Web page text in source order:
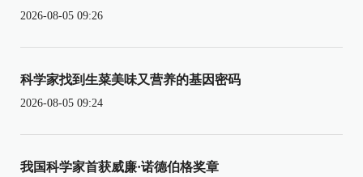
2026-08-05 09:26
科学家找到生菜美味又营养的基因密码
2026-08-05 09:24
我国科学家首获威廉·诺德伯格奖章